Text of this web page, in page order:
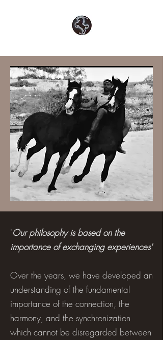
​'Our philosophy is based on the
importance of exchanging experiences'
Over the years, we have developed an
understanding of the fundamental
importance of the connection, the
harmony, and the synchronization
which cannot be disregarded between